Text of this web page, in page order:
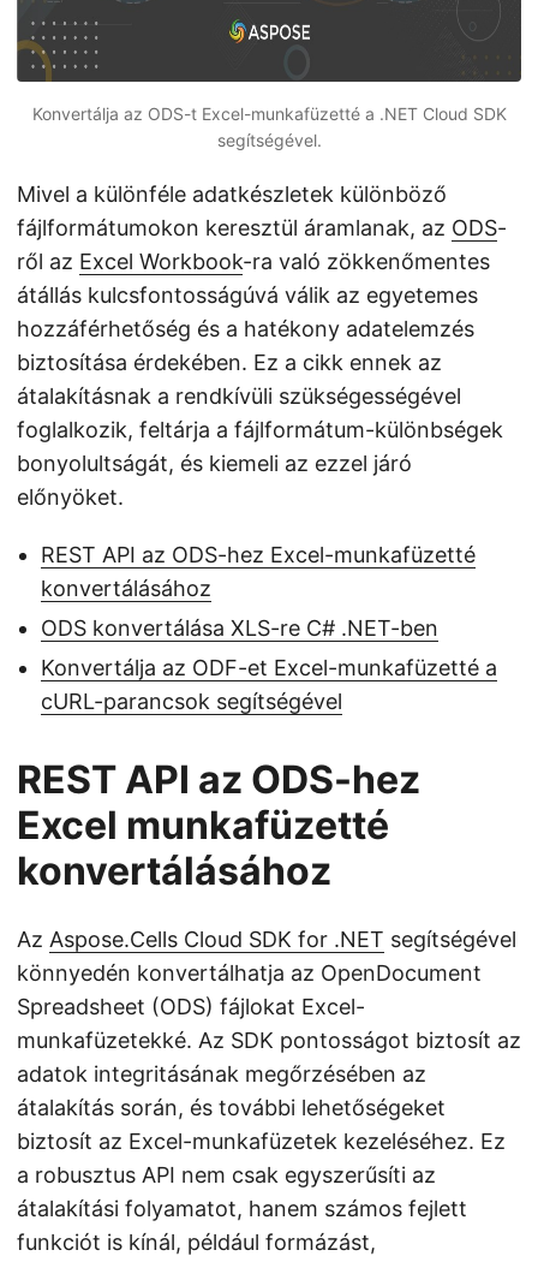
Konvertálja az ODS-t Excel-munkafüzetté a .NET Cloud SDK
segítségével.
Mivel a különféle adatkészletek különböző
fájlformátumokon keresztül áramlanak, az ODS-
ről az Excel Workbook-ra való zökkenőmentes
átállás kulcsfontosságúvá válik az egyetemes
hozzáférhetőség és a hatékony adatelemzés
biztosítása érdekében. Ez a cikk ennek az
átalakításnak a rendkívüli szükségességével
foglalkozik, feltárja a fájlformátum-különbségek
bonyolultságát, és kiemeli az ezzel járó
előnyöket.
REST API az ODS-hez Excel-munkafüzetté
konvertálásához
ODS konvertálása XLS-re C# .NET-ben
Konvertálja az ODF-et Excel-munkafüzetté a
cURL-parancsok segítségével
REST API az ODS-hez
Excel munkafüzetté
konvertálásához
Az Aspose.Cells Cloud SDK for .NET segítségével
könnyedén konvertálhatja az OpenDocument
Spreadsheet (ODS) fájlokat Excel-
munkafüzetekké. Az SDK pontosságot biztosít az
adatok integritásának megőrzésében az
átalakítás során, és további lehetőségeket
biztosít az Excel-munkafüzetek kezeléséhez. Ez
a robusztus API nem csak egyszerűsíti az
átalakítási folyamatot, hanem számos fejlett
funkciót is kínál, például formázást,